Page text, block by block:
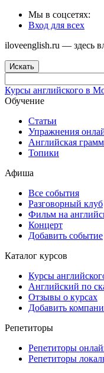
Мы в соцсетях:
Вход для всех
iloveenglish.ru — здесь
Искать
Курсы английского в
Обучение
Статьи
Упражнения
Английская
Топики
Афиша
Все события
Разговорный клуб
Фильм на
Концерт
Добавить событие
Каталог курсов
Курсы
Английский по
Отзывы о курсах
Добавить
Репетиторы
Репетиторы
Репетиторы